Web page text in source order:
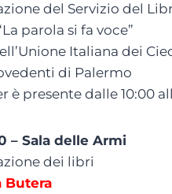
del Servizio del
parola si fa voce”
Italiana dei
di Palermo
è presente dalle 10:00
– Sala delle Armi
dei libri
Butera